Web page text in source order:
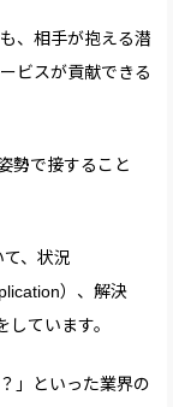
、相手が抱える潜
ビスが貢献できる
勢で接すること
、状況
）、解決
ています。
」といった業界の